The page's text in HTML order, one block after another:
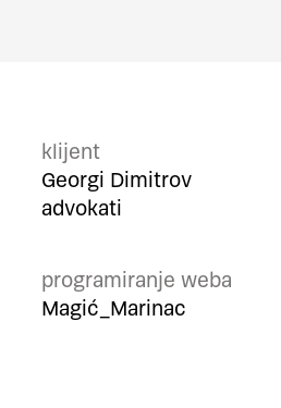
klijent
Georgi Dimitrov
advokati
programiranje weba
Magić_Marinac